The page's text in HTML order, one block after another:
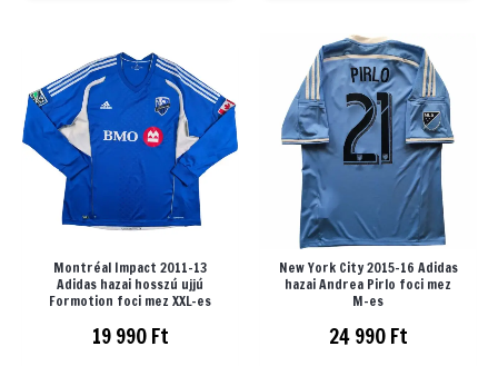
Montréal Impact 2011-13
Adidas hazai hosszú ujjú
Formotion foci mez XXL-es
19 990Ft
New York City 2015-16 Adidas
hazai Andrea Pirlo foci mez
M-es
24 990Ft